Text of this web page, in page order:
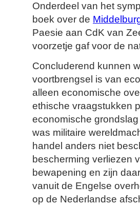
Onderdeel van het
boek over de
Paesie aan CdK van
voorzetje gaf voor de
Concluderend kunnen
voortbrengsel is van
alleen economische
ethische vraagstukken
economische
was militaire
handel anders niet
bescherming verliezen
bewapening en zijn
vanuit de Engelse
op de Nederlandse